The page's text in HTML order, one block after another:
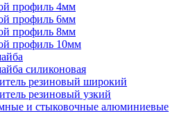
профиль 4мм
профиль 6мм
профиль 8мм
профиль 10мм
силиконовая
резиновый широкий
резиновый узкий
и стыковочные алюминиевые